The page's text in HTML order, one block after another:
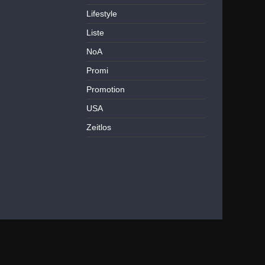
Lifestyle
Liste
NoA
Promi
Promotion
USA
Zeitlos